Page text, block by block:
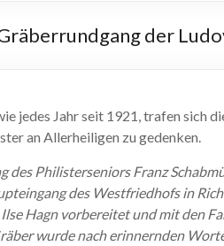
der
jedes Jahr seit 1921, trafen sich
an Allerheiligen zu gedenken.
des Philisterseniors Franz
des Westfriedhofs in
Hagn vorbereitet und mit den
wurde nach erinnernden